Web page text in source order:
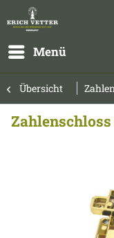
Menü
Übersicht